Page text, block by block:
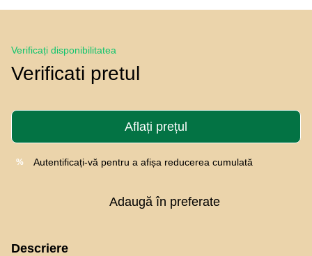
Verificați disponibilitatea
Verificati pretul
Aflați prețul
% Autentificați-vă pentru a afișa reducerea cumulată
Adaugă în preferate
Descriere